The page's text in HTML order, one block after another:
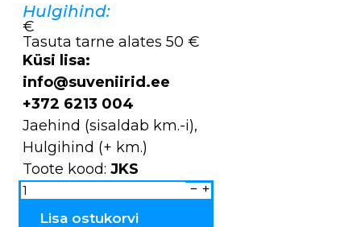
Hulgihind:
€
Tasuta tarne alates 50 €
Küsi lisa:
info@suveniirid.ee
+372 6213 004
Jaehind (sisaldab km.-i),
Hulgihind (+ km.)
Toote kood: JKS
Suveniirkelluke
HAAPSALU
JKS
Lisa ostukorvi